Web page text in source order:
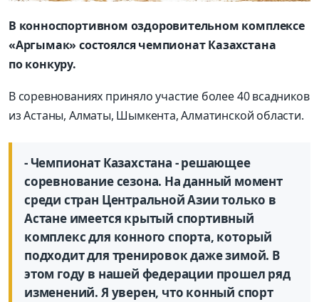
В конноспортивном оздоровительном комплексе
«Аргымак» состоялся чемпионат Казахстана
по конкуру.
В соревнованиях приняло участие более 40 всадников
из Астаны, Алматы, Шымкента, Алматинской области.
- Чемпионат Казахстана - решающее
соревнование сезона. На данный момент
среди стран Центральной Азии только в
Астане имеется крытый спортивный
комплекс для конного спорта, который
подходит для тренировок даже зимой. В
этом году в нашей федерации прошел ряд
изменений. Я уверен, что конный спорт